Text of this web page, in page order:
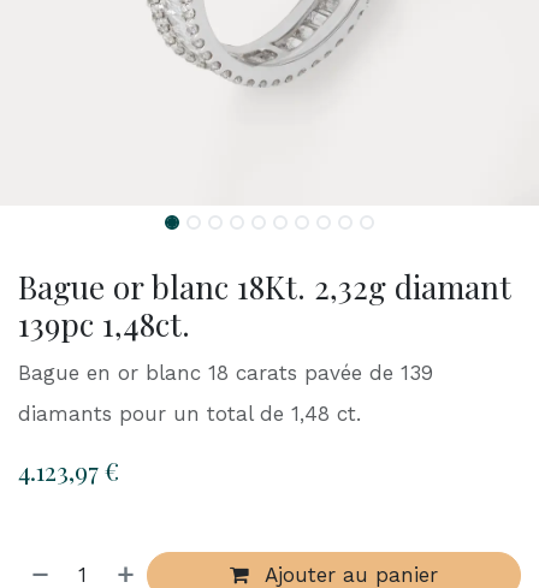
Bague or blanc 18Kt. 2,32g diamant
139pc 1,48ct.
Bague en or blanc 18 carats pavée de 139
diamants pour un total de 1,48 ct.
4.123,97€
Ajouter au panier